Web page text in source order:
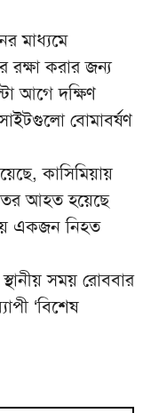
মাধ্যমে
রক্ষা করার জন্য
আগে দক্ষিণ
বোমাবর্ষণ
কাসিমিয়ায়
আহত হয়েছে
একজন নিহত
স্থানীয় সময় রোববার
‘বিশেষ